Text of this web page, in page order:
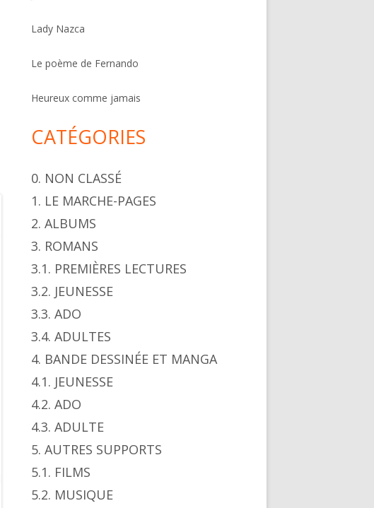
e
Lady Nazca
Le poème de Fernando
Heureux comme jamais
CATÉGORIES
0. NON CLASSÉ
1. LE MARCHE-PAGES
2. ALBUMS
3. ROMANS
3.1. PREMIÈRES LECTURES
3.2. JEUNESSE
3.3. ADO
3.4. ADULTES
4. BANDE DESSINÉE ET MANGA
4.1. JEUNESSE
4.2. ADO
4.3. ADULTE
5. AUTRES SUPPORTS
5.1. FILMS
5.2. MUSIQUE